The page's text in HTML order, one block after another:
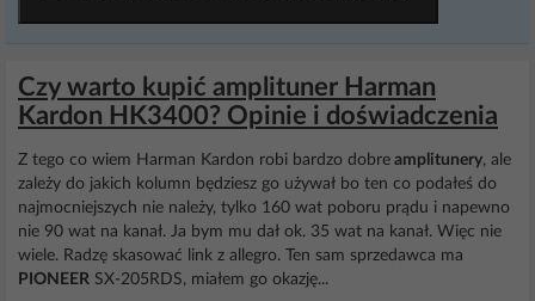
Czy warto kupić amplituner Harman
Kardon HK3400? Opinie i doświadczenia
Z tego co wiem Harman Kardon robi bardzo dobre amplitunery, ale
zależy do jakich kolumn będziesz go używał bo ten co podałeś do
najmocniejszych nie należy, tylko 160 wat poboru prądu i napewno
nie 90 wat na kanał. Ja bym mu dał ok. 35 wat na kanał. Więc nie
wiele. Radzę skasować link z allegro. Ten sam sprzedawca ma
PIONEER SX-205RDS, miałem go okazję...